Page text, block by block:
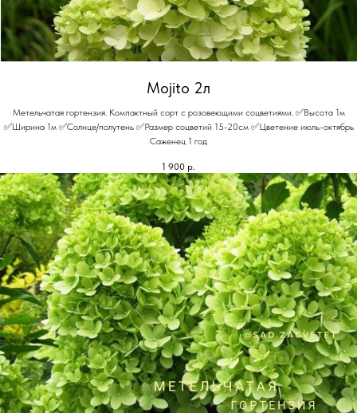
Mojito 2л
Метельчатая гортензия. Компактный сорт с розовеющими соцветиями. ✅Высота 1м
✅Ширина 1м ✅Солнце/полутень ✅Размер соцветий 15-20см ✅Цветение июль-октябрь
Саженец 1 год
1 900 р.